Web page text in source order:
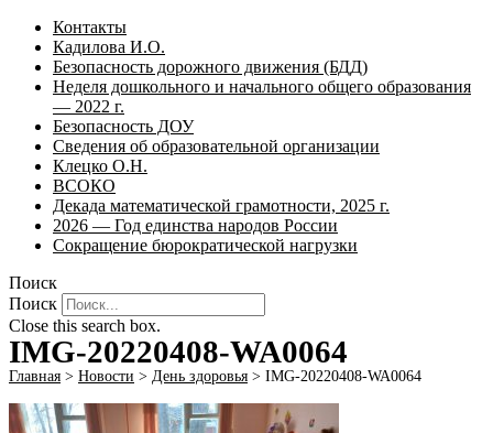
Контакты
Кадилова И.О.
Безопасность дорожного движения (БДД)
Неделя дошкольного и начального общего образования
— 2022 г.
Безопасность ДОУ
Сведения об образовательной организации
Клецко О.Н.
ВСОКО
Декада математической грамотности, 2025 г.
2026 — Год единства народов России
Сокращение бюрократической нагрузки
Поиск
Поиск
Close this search box.
IMG-20220408-WA0064
Главная > Новости > День здоровья > IMG-20220408-WA0064